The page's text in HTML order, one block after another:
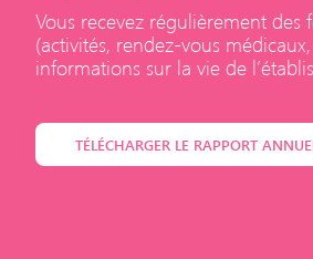
Vous recevez régulièrement des
(activités, rendez-vous
informations sur la vie de
TÉLÉCHARGER LE RAPPORT